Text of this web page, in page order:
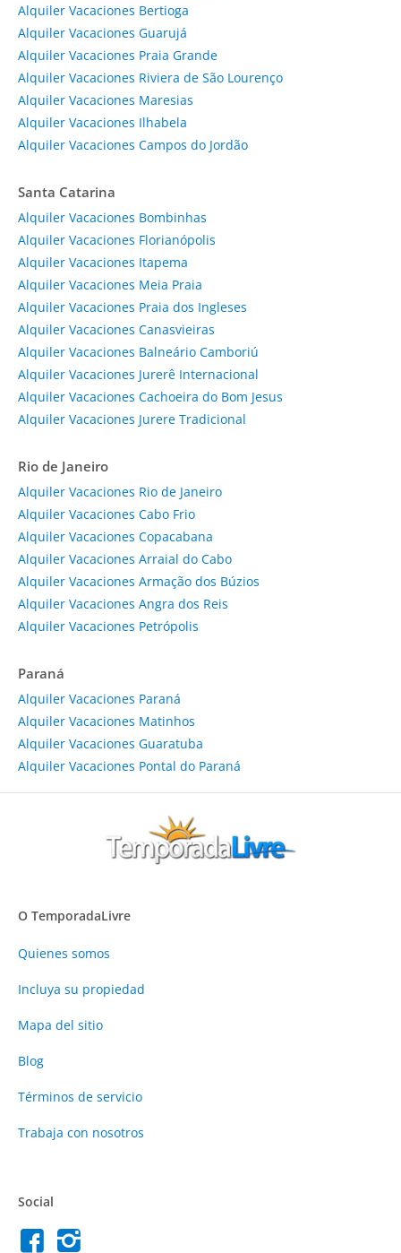
Alquiler Vacaciones Bertioga
Alquiler Vacaciones Guarujá
Alquiler Vacaciones Praia Grande
Alquiler Vacaciones Riviera de São Lourenço
Alquiler Vacaciones Maresias
Alquiler Vacaciones Ilhabela
Alquiler Vacaciones Campos do Jordão
Santa Catarina
Alquiler Vacaciones Bombinhas
Alquiler Vacaciones Florianópolis
Alquiler Vacaciones Itapema
Alquiler Vacaciones Meia Praia
Alquiler Vacaciones Praia dos Ingleses
Alquiler Vacaciones Canasvieiras
Alquiler Vacaciones Balneário Camboriú
Alquiler Vacaciones Jurerê Internacional
Alquiler Vacaciones Cachoeira do Bom Jesus
Alquiler Vacaciones Jurere Tradicional
Rio de Janeiro
Alquiler Vacaciones Rio de Janeiro
Alquiler Vacaciones Cabo Frio
Alquiler Vacaciones Copacabana
Alquiler Vacaciones Arraial do Cabo
Alquiler Vacaciones Armação dos Búzios
Alquiler Vacaciones Angra dos Reis
Alquiler Vacaciones Petrópolis
Paraná
Alquiler Vacaciones Paraná
Alquiler Vacaciones Matinhos
Alquiler Vacaciones Guaratuba
Alquiler Vacaciones Pontal do Paraná
O TemporadaLivre
Quienes somos
Incluya su propiedad
Mapa del sitio
Blog
Términos de servicio
Trabaja con nosotros
Social